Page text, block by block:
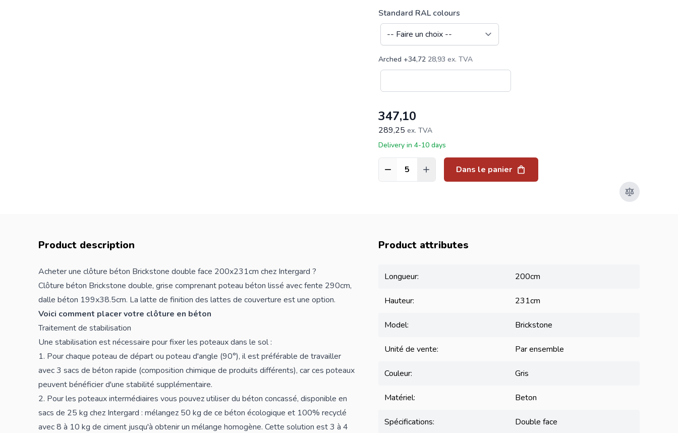
Standard RAL colours
Arched +34,72 28,93
347,10
289,25 ex. TVA
Delivery in 4-10 days
Quantité Dans le panier
Product description
Acheter une clôture béton Brickstone double face 200x231cm chez Intergard ?
Clôture béton Brickstone double, grise comprenant poteau béton lissé avec fente 290cm,
dalle béton 199x38.5cm. La latte de finition des lattes de couverture est une option.
Voici comment placer votre clôture en béton
Traitement de stabilisation
Une stabilisation est nécessaire pour fixer les poteaux dans le sol :
1. Pour chaque poteau de départ ou poteau d'angle (90°), il est préférable de travailler
avec 3 sacs de béton rapide (composition chimique de produits différents), car ces poteaux
peuvent bénéficier d'une stabilité supplémentaire.
2. Pour les poteaux intermédiaires vous pouvez utiliser du béton concassé, disponible en
sacs de 25 kg chez Intergard : mélangez 50 kg de ce béton écologique et 100% recyclé
avec 8 à 10 kg de ciment jusqu'à obtenir un mélange homogène. Cette solution est 3 à 4
Product attributes
Longueur: 200cm
Hauteur: 231cm
Model: Brickstone
Unité de vente: Par ensemble
Couleur: Gris
Matériel: Beton
Spécifications: Double face